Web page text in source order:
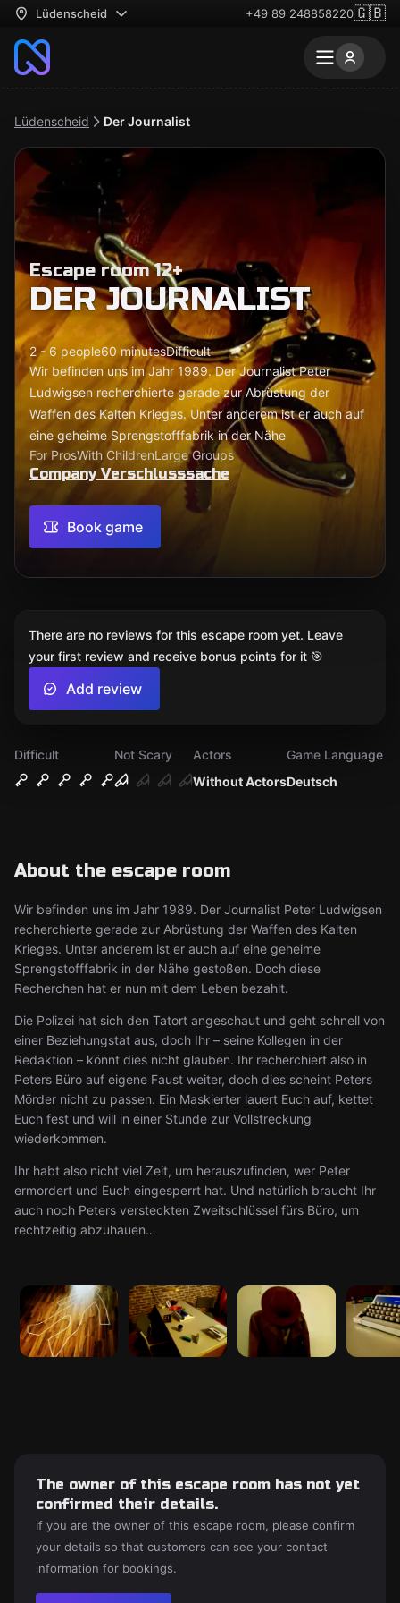
Lüdenscheid +49 89 248858220🇬🇧
Lüdenscheid Der Journalist
Escape room 12+
DER JOURNALIST
2 - 6 people60 minutesDifficult
Wir befinden uns im Jahr 1989. Der Journalist Peter
Ludwigsen recherchierte gerade zur Abrüstung der
Waffen des Kalten Krieges. Unter anderem ist er auch auf
eine geheime Sprengstofffabrik in der Nähe
For ProsWith ChildrenLarge Groups
Company Verschlusssache
Book game
Difficult
Not Scary
Without Actors
Actors
Deutsch
Game Language
About the escape room
Wir befinden uns im Jahr 1989. Der Journalist Peter Ludwigsen
recherchierte gerade zur Abrüstung der Waffen des Kalten
Krieges. Unter anderem ist er auch auf eine geheime
Sprengstofffabrik in der Nähe gestoßen. Doch diese
Recherchen hat er nun mit dem Leben bezahlt.
Die Polizei hat sich den Tatort angeschaut und geht schnell von
einer Beziehungstat aus, doch Ihr – seine Kollegen in der
Redaktion – könnt dies nicht glauben. Ihr recherchiert also in
Peters Büro auf eigene Faust weiter, doch dies scheint Peters
Mörder nicht zu passen. Ein Maskierter lauert Euch auf, kettet
Euch fest und will in einer Stunde zur Vollstreckung
wiederkommen.
Ihr habt also nicht viel Zeit, um herauszufinden, wer Peter
ermordert und Euch eingesperrt hat. Und natürlich braucht Ihr
auch noch Peters versteckten Zweitschlüssel fürs Büro, um
rechtzeitig abzuhauen…
There are no reviews for this escape room yet. Leave
your first review and receive bonus points for it 🎯
Add review
The owner of this escape room has not yet
confirmed their details.
If you are the owner of this escape room, please confirm
your details so that customers can see your contact
information for bookings.